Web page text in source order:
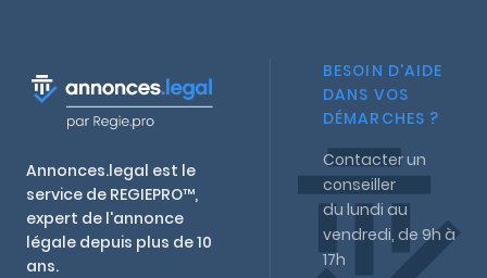
Annonces.legal est le
service de REGIEPRO™,
expert de l'annonce
légale depuis plus de 10
ans.
BESOIN D'AIDE
DANS VOS
DÉMARCHES ?
Contacter un
conseiller
du lundi au
vendredi, de 9h à
17h